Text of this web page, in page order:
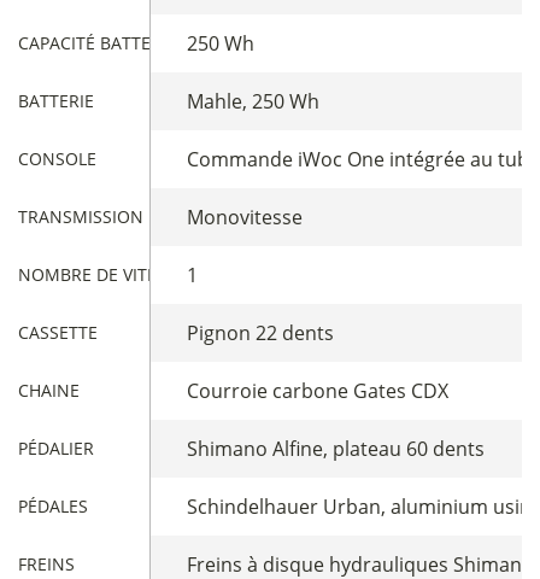
CAPACITÉ BATTERIE 250 Wh
BATTERIE Mahle, 250 Wh
CONSOLE Commande iWoc One intégrée au
TRANSMISSION Monovitesse
NOMBRE DE VITESSES
1
CASSETTE Pignon 22 dents
CHAINE Courroie carbone Gates CDX
PÉDALIER Shimano Alfine, plateau 60 dents
PÉDALES Schindelhauer Urban, aluminium
FREINS Freins à disque hydrauliques